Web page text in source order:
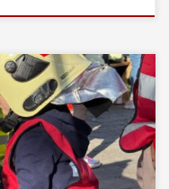
Tag bei der
Kaiserwetter
Leistungsschau
Arbeit gezeigt. Wir